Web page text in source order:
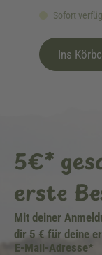
Sofort
Ins
5€*
erste
Mit deiner
dir 5 € für deine
E-Mail-Adresse*